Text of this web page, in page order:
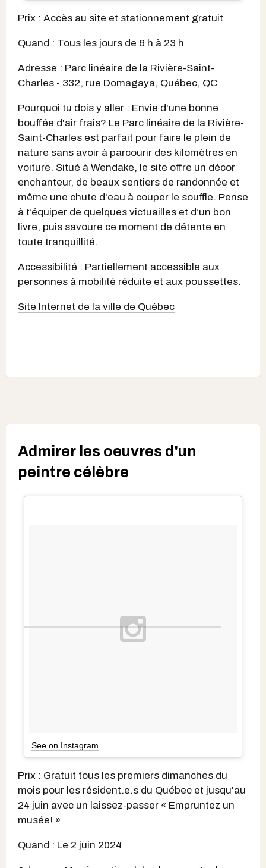
Prix : Accès au site et stationnement gratuit
Quand : Tous les jours de 6 h à 23 h
Adresse : Parc linéaire de la Rivière-Saint-
Charles - 332, rue Domagaya, Québec, QC
Pourquoi tu dois y aller : Envie d'une bonne
bouffée d'air frais? Le Parc linéaire de la Rivière-
Saint-Charles est parfait pour faire le plein de
nature sans avoir à parcourir des kilomètres en
voiture. Situé à Wendake, le site offre un décor
enchanteur, de beaux sentiers de randonnée et
même une chute d'eau à couper le souffle. Pense
à t’équiper de quelques victuailles et d’un bon
livre, puis savoure ce moment de détente en
toute tranquillité.
Accessibilité : Partiellement accessible aux
personnes à mobilité réduite et aux poussettes.
Site Internet de la ville de Québec
Admirer les oeuvres d'un
peintre célèbre
See on Instagram
Prix : Gratuit tous les premiers dimanches du
mois pour les résident.e.s du Québec et jusqu'au
24 juin avec un laissez-passer « Empruntez un
musée! »
Quand : Le 2 juin 2024